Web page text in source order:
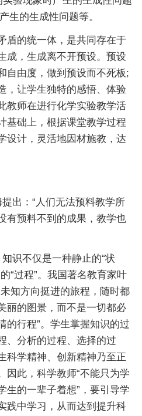
生的生成性问题等。
的统一体，是共同存在于
成，生成离不开预设。预设
自由度，做到预设而不死板;
，让学生独特的感悟、体验
教师在进行化学实验教学活
基础上，根据课堂教学过程
设计，灵活地因材施教，达
：“人们无法预料教学所
有预料不到的成果，教学也
不仅是一种静止的“状
“过程”。我国著名教育家叶
知方向挺进的旅程，随时都
丽的图景，而不是一切都必
的行程”。学生掌握知识的过
、分析的过程、选择的过
科学精神、创新精神乃至正
因此，科学教师“不能只为学
生的一辈子着想”，要引导学
践中学习，从而达到提升科